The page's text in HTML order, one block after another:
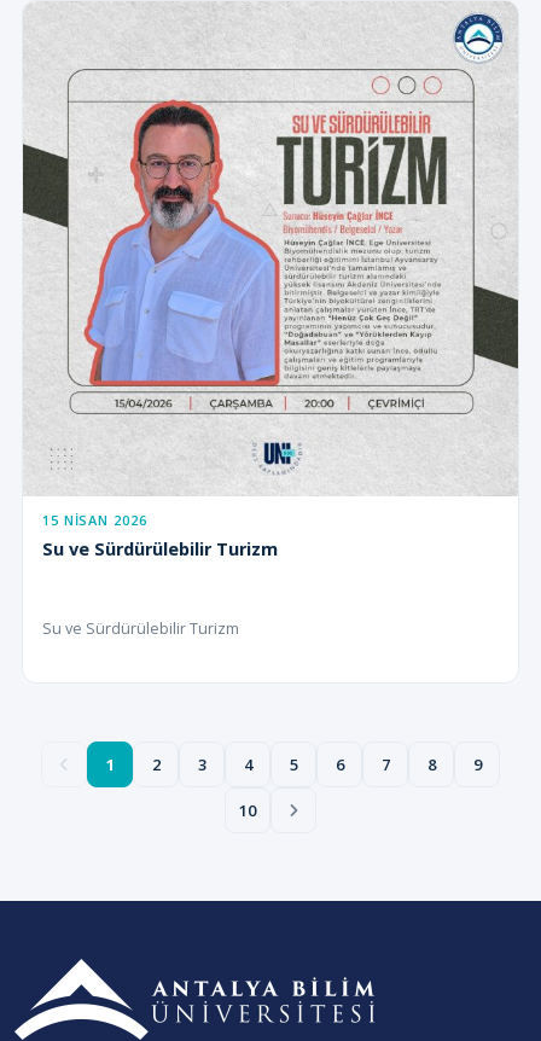
15 NISAN 2026
Su ve Sürdürülebilir Turizm
Su ve Sürdürülebilir Turizm
1 2 3 4 5 6 7 8 9
10